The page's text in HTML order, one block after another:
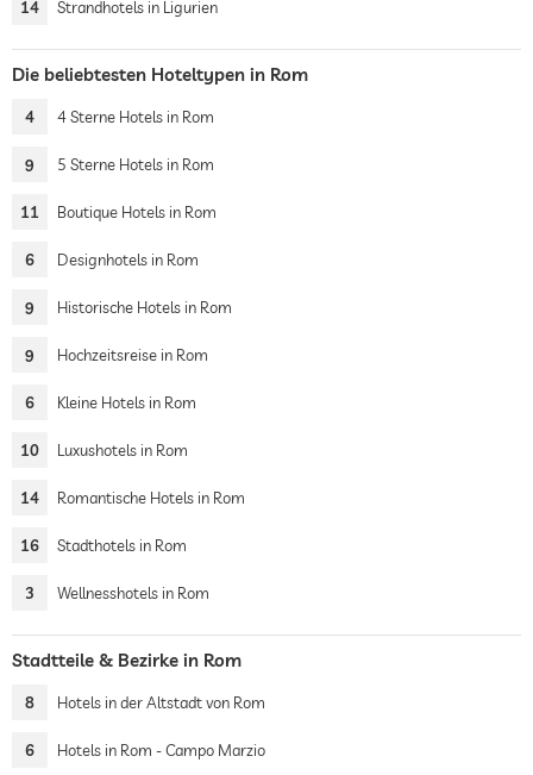
14 Strandhotels in Ligurien
Die beliebtesten Hoteltypen in Rom
4 4 Sterne Hotels in Rom
9 5 Sterne Hotels in Rom
11 Boutique Hotels in Rom
6 Designhotels in Rom
9 Historische Hotels in Rom
9 Hochzeitsreise in Rom
6 Kleine Hotels in Rom
10 Luxushotels in Rom
14 Romantische Hotels in Rom
16 Stadthotels in Rom
3 Wellnesshotels in Rom
Stadtteile & Bezirke in Rom
8 Hotels in der Altstadt von Rom
6 Hotels in Rom - Campo Marzio